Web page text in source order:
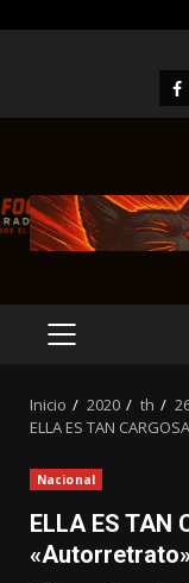
MENÚ
Inicio 2020 th
ELLA ES TAN
Nacional
ELLA ES TAN
«Autorretrato»